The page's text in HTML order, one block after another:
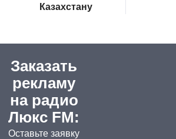
Казахстану
Заказать
рекламу
на радио
Люкс FM:
Оставьте заявку